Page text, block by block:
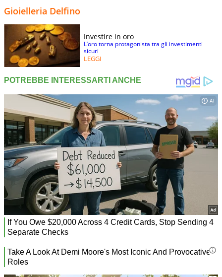
Gioielleria Delfino
Investire in oro
L’oro torna protagonista tra gli investimenti
sicuri
LEGGI